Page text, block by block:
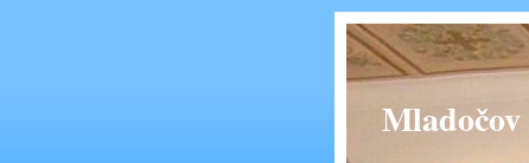
Mladočov